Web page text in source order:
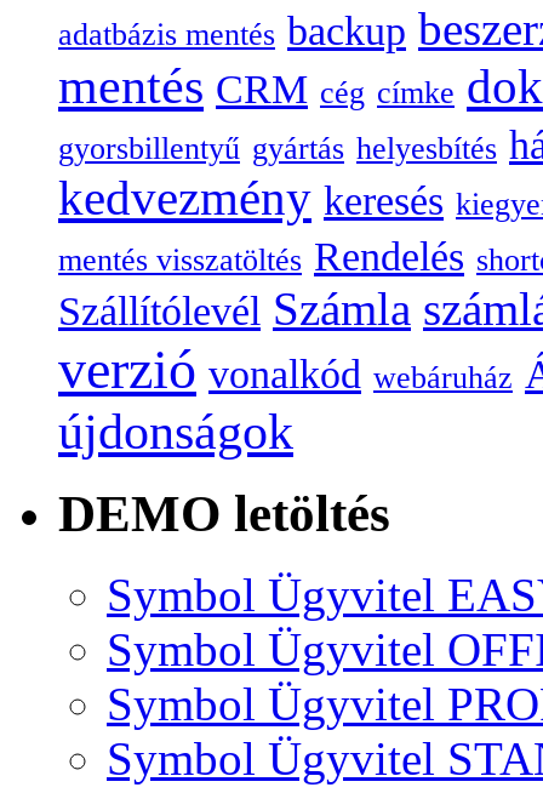
adatbázis mentés backup
mentés CRM cég címke
gyorsbillentyű gyártás helyesbítés
kedvezmény keresés
mentés visszatöltés Rendelés
Szállítólevél Számla
verzió vonalkód webáruház
újdonságok
DEMO letöltés
Symbol Ügyvitel
Symbol Ügyvitel
Symbol Ügyvitel
Symbol Ügyvitel